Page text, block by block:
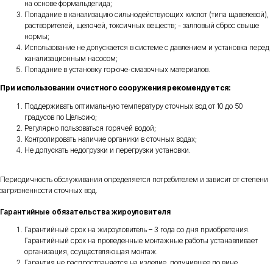
на основе формальдегида;
Попадание в канализацию сильнодействующих кислот (типа щавелевой),
растворителей, щелочей, токсичных веществ; - залповый сброс свыше
нормы;
Использование не допускается в системе с давлением и установка перед
канализационным насосом;
Попадание в установку горюче-смазочных материалов.
При использовании очистного сооружения рекомендуется:
Поддерживать оптимальную температуру сточных вод от 10 до 50
градусов по Цельсию;
Регулярно пользоваться горячей водой;
Контролировать наличие органики в сточных водах;
Не допускать недогрузки и перегрузки установки.
Периодичность обслуживания определяется потребителем и зависит от степени
загрязненности сточных вод.
Гарантийные обязательства жироуловителя
Гарантийный срок на жироуловитель – 3 года со дня приобретения.
Гарантийный срок на проведенные монтажные работы устанавливает
организация, осуществляющая монтаж.